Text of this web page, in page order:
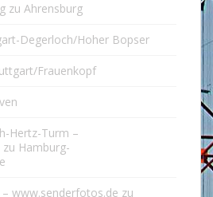
zu Ahrensburg
Degerloch/Hoher Bopser
Frauenkopf
Hertz-Turm –
zu Hamburg-
www.senderfotos.de zu